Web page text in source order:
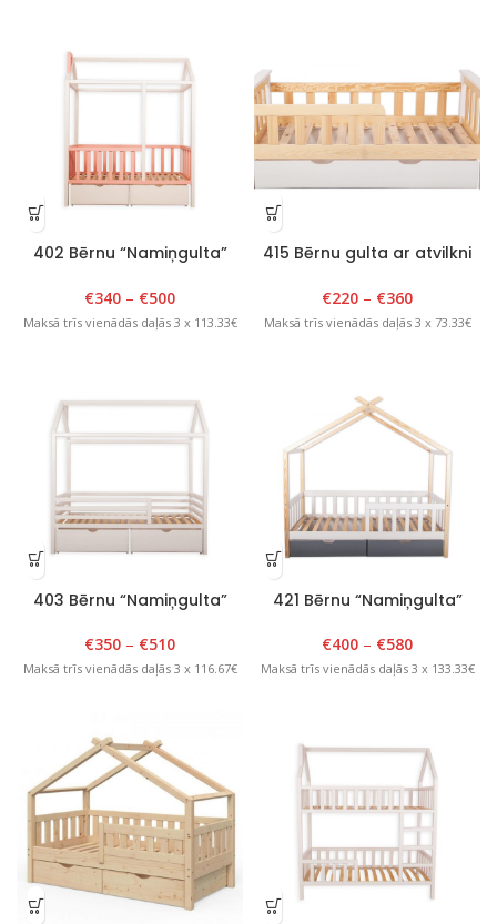
402 Bērnu “Namiņgulta”
Balts/Rozā
€340 – €500
Maksā trīs vienādās daļās 3 x 113.33€
415 Bērnu gulta ar atvilkni
Balts/Lakots
€220 – €360
Maksā trīs vienādās daļās 3 x 73.33€
403 Bērnu “Namiņgulta”
Balta
€350 – €510
Maksā trīs vienādās daļās 3 x 116.67€
421 Bērnu “Namiņgulta”
Balta/Lakota
€400 – €580
Maksā trīs vienādās daļās 3 x 133.33€